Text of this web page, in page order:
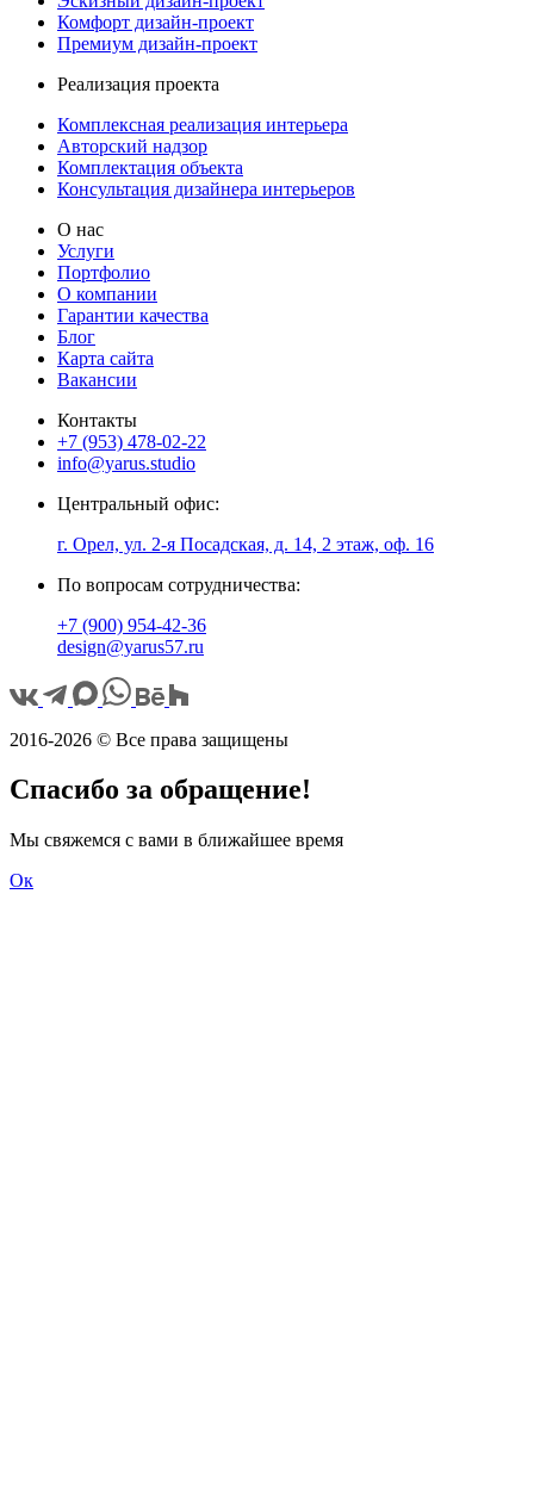
Комфорт дизайн-проект
Премиум дизайн-проект
Реализация проекта
Комплексная реализация интерьера
Авторский надзор
Комплектация объекта
Консультация дизайнера интерьеров
О нас
Услуги
Портфолио
О компании
Гарантии качества
Блог
Карта сайта
Вакансии
Контакты
+7 (953) 478-02-22
info@yarus.studio
Центральный офис:
г. Орел, ул. 2-я Посадская, д. 14, 2 этаж, оф. 16
По вопросам сотрудничества:
+7 (900) 954-42-36
design@yarus57.ru
2016-2026 © Все права защищены
Спасибо за обращение!
Мы свяжемся с вами в ближайшее время
Ок